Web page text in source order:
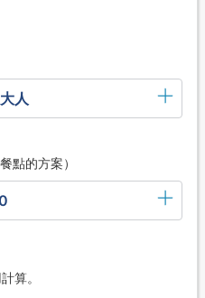
人
點的方案）
算。